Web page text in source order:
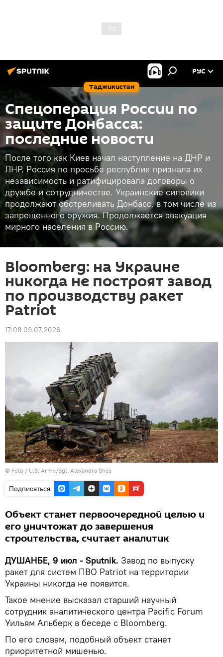
Таджикистан
РУС
Спецоперация России по
защите Донбасса:
последние новости
После того как Киев начал наступление на ДНР и
ЛНР, Россия по просьбе республик признала их
независимость и ратифицировала договоры о
дружбе и сотрудничестве. Украинские силовики
продолжают обстреливать Донбасс, в том числе из
запрещенного оружия. Продолжается эвакуация
мирного населения в Россию.
Bloomberg: на Украине
никогда не построят завод
по производству ракет
Patriot
17:08 09.07.2026
© Foto / U.S. Army/Sgt. Alexandra Shea
Подписаться
Объект станет первоочередной целью и
его уничтожат до завершения
строительства, считает аналитик
ДУШАНБЕ, 9 июл - Sputnik. Завод по выпуску
ракет для систем ПВО Patriot на территории
Украины никогда не появится.
Такое мнение высказал старший научный
сотрудник аналитического центра Pacific Forum
Уильям Альберк в беседе с Bloomberg.
По его словам, подобный объект станет
приоритетной мишенью.